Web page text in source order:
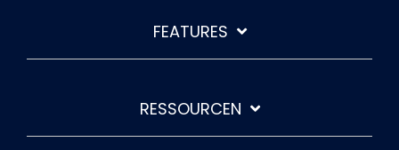
FEATURES
RESSOURCEN